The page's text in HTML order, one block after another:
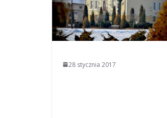
28 stycznia 2017